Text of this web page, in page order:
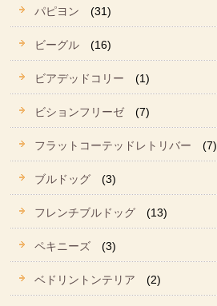
パピヨン (31)
ビーグル (16)
ビアデッドコリー (1)
ビションフリーゼ (7)
フラットコーテッドレトリバー (7)
ブルドッグ (3)
フレンチブルドッグ (13)
ペキニーズ (3)
ベドリントンテリア (2)